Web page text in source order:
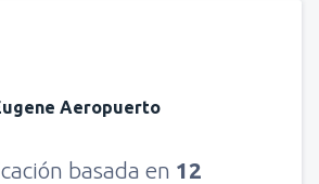
Aeropuerto
basada en 12